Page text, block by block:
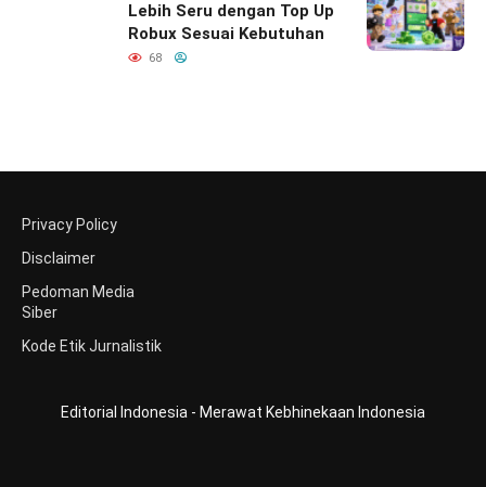
Lebih Seru dengan Top Up
Robux Sesuai Kebutuhan
68
Privacy Policy
Disclaimer
Pedoman Media
Siber
Kode Etik Jurnalistik
Editorial Indonesia - Merawat Kebhinekaan Indonesia